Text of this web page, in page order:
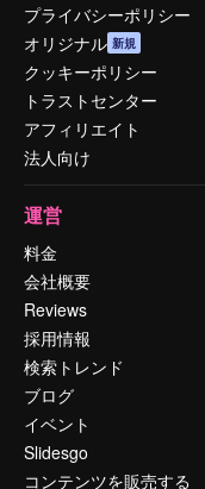
プライバシーポリシー
オリジナル 新規
クッキーポリシー
トラストセンター
アフィリエイト
法人向け
運営
料金
会社概要
Reviews
採用情報
検索トレンド
ブログ
イベント
Slidesgo
コンテンツを販売する